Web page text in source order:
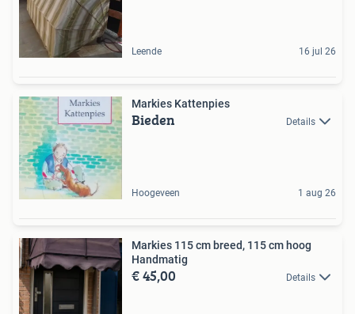
Leende 16 jul 26
Markies Kattenpies
Bieden Details
Hoogeveen 1 aug 26
Markies 115 cm breed, 115 cm hoog
Handmatig
€ 45,00 Details